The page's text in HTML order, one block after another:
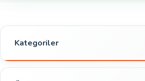
Kategoriler
Gıda